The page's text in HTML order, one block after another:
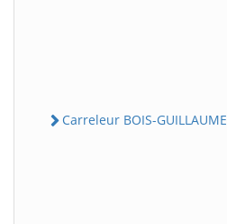
Carreleur BOIS-GUILLAUME